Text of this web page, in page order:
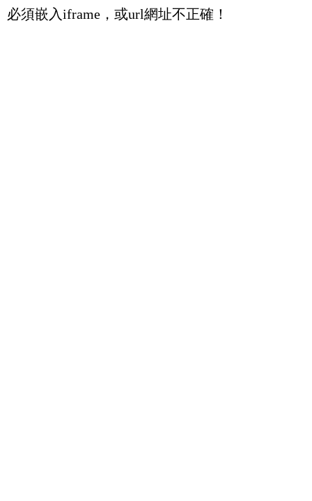
必須嵌入iframe，或url網址不正確！